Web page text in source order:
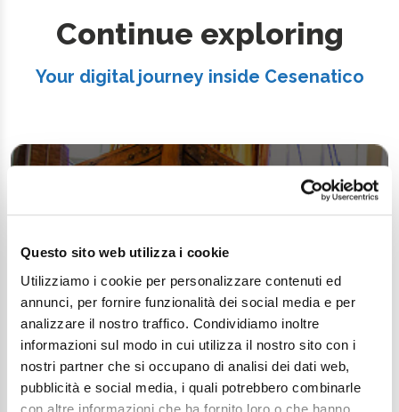
Questo sito web utilizza i cookie
Utilizziamo i cookie per personalizzare contenuti ed
annunci, per fornire funzionalità dei social media e per
analizzare il nostro traffico. Condividiamo inoltre
informazioni sul modo in cui utilizza il nostro sito con i
nostri partner che si occupano di analisi dei dati web,
pubblicità e social media, i quali potrebbero combinarle
con altre informazioni che ha fornito loro o che hanno
Continue exploring
Your digital journey inside Cesenatico